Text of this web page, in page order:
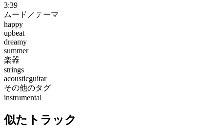
3:39
ムード／テーマ
happy
upbeat
dreamy
summer
楽器
strings
acousticguitar
その他のタグ
instrumental
似たトラック